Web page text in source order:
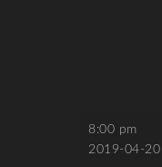
SMbar
'h'
8:00 pm
2019-04-20